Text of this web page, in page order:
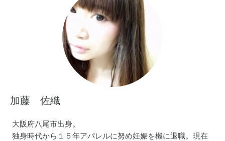
加藤 佐織
大阪府八尾市出身。
独身時代から１５年アパレルに努め妊娠を機に退職。現在